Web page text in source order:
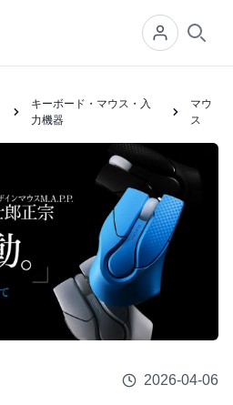
キーボード・マウス・入
力機器
マウ
ス
2026-04-06